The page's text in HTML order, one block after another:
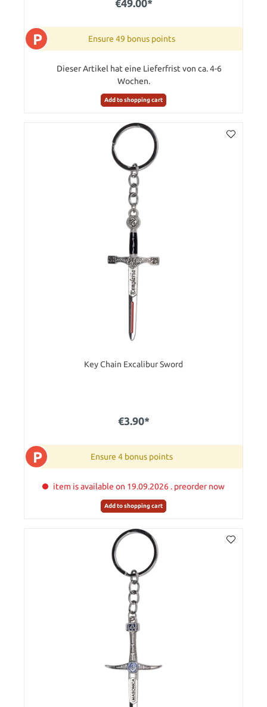
€49.00*
P Ensure 49 bonus points
Dieser Artikel hat eine Lieferfrist von ca. 4-6
Wochen.
Add to shopping cart
Key Chain Excalibur Sword
€3.90*
P Ensure 4 bonus points
item is available on 19.09.2026 . preorder now
Add to shopping cart